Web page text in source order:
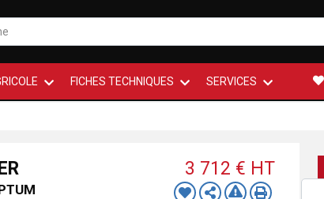
FICHES TECHNIQUES SERVICES
3 712 € HT